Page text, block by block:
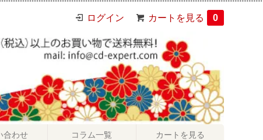
ログイン カートを見る 0
合わせ コラム一覧 カートを見る